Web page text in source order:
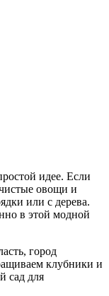
идее. Если
овощи и
или с дерева.
в этой модной
город
клубники и
сад для